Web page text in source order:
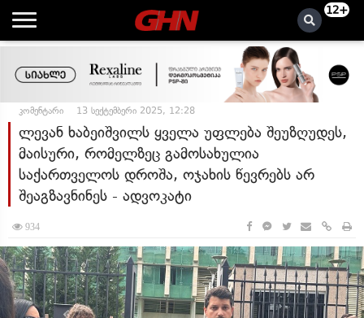
12+
კომენტარი 13 სექტემბერი 2025, 12:28
ლევან ხაბეიშვილს ყველა უფლება შეუზღუდეს,
მაისური, რომელზეც გამოსახულია
საქართველოს დროშა, ოჯახის წევრებს არ
შეაგზავნინეს - ადვოკატი
934